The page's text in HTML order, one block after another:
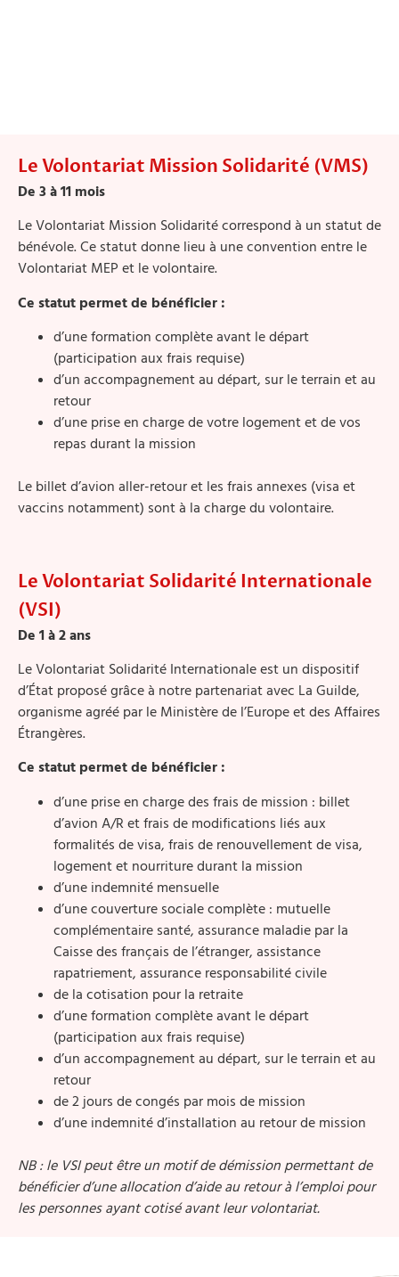
Le Volontariat Mission Solidarité (VMS)
De 3 à 11 mois
Le Volontariat Mission Solidarité correspond à un statut de
bénévole. Ce statut donne lieu à une convention entre le
Volontariat MEP et le volontaire.
Ce statut permet de bénéficier :
d’une formation complète avant le départ
(participation aux frais requise)
d’un accompagnement au départ, sur le terrain et au
retour
d’une prise en charge de votre logement et de vos
repas durant la mission
Le billet d’avion aller-retour et les frais annexes (visa et
vaccins notamment) sont à la charge du volontaire.
Le Volontariat Solidarité Internationale
(VSI)
De 1 à 2 ans
Le Volontariat Solidarité Internationale est un dispositif
d’État proposé grâce à notre partenariat avec La Guilde,
organisme agréé par le Ministère de l’Europe et des Affaires
Étrangères.
Ce statut permet de bénéficier :
d’une prise en charge des frais de mission : billet
d’avion A/R et frais de modifications liés aux
formalités de visa, frais de renouvellement de visa,
logement et nourriture durant la mission
d’une indemnité mensuelle
d’une couverture sociale complète : mutuelle
complémentaire santé, assurance maladie par la
Caisse des français de l’étranger, assistance
rapatriement, assurance responsabilité civile
de la cotisation pour la retraite
d’une formation complète avant le départ
(participation aux frais requise)
d’un accompagnement au départ, sur le terrain et au
retour
de 2 jours de congés par mois de mission
d’une indemnité d’installation au retour de mission
NB : le VSI peut être un motif de démission permettant de
bénéficier d’une allocation d’aide au retour à l’emploi pour
les personnes ayant cotisé avant leur volontariat.